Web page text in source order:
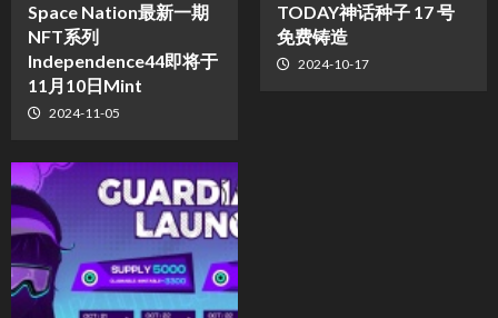
Space Nation最新一期
NFT系列
Independence44即将于
11月10日Mint
2024-11-05
TODAY神话种子 17 号
免费铸造
2024-10-17